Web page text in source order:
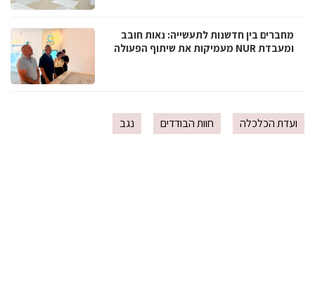
מחברים בין חדשנות לתעשייה: נאות חובב
ומעבדת NUR מעמיקות את שיתוף הפעולה
ועדת הכלכלה חוות הבודדים נגב